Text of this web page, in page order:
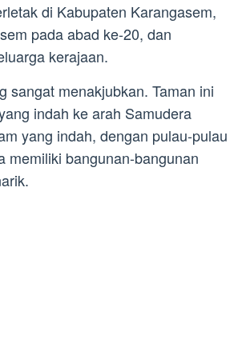
di Kabupaten Karangasem,
pada abad ke-20, dan
kerajaan.
sangat menakjubkan. Taman ini
indah ke arah Samudera
yang indah, dengan pulau-pulau
memiliki bangunan-bangunan